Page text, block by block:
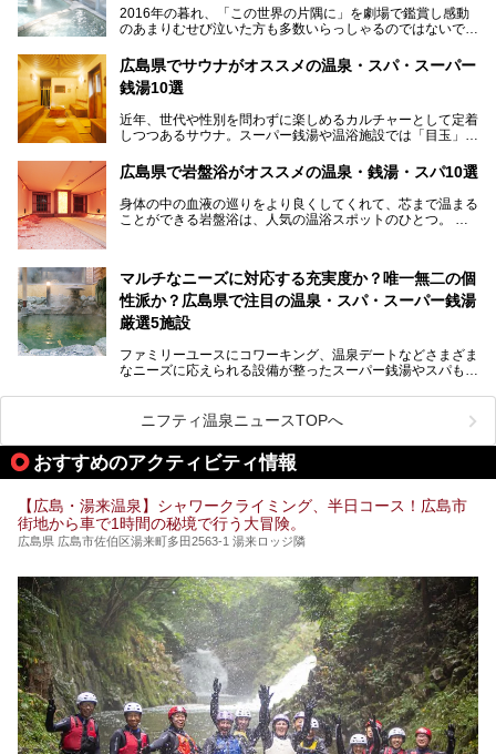
モン、全国にファンが多い広島風お好み焼きなどのグルメも
充実。
銭湯をご紹介します。
2016年の暮れ、「この世界の片隅に」を劇場で鑑賞し感動
のあまりむせび泣いた方も多数いらっしゃるのではないでし
あの夏のヒロシマを生きた主人公すずさんの笑顔が、今もど
こかに輝きつづけていることをふと思い浮かべます。
そんな映画の舞台となった広島県呉市を中心に、広島のおす
広島県でサウナがオススメの温泉・スパ・スーパー
銭湯10選
近年、世代や性別を問わずに楽しめるカルチャーとして定着
しつつあるサウナ。スーパー銭湯や温浴施設では「目玉」と
わりと身体の内部を温めて発汗を促すサウナは、リフレッシ
ュ効果はもちろん、代謝が高まり健康や美容にも良い影響が
期待されます。今回はそんなサウナにこだわった、広島県内
のオススメ温泉・銭湯・スパ10ヶ所を紹介させていただき
ます。
広島県で岩盤浴がオススメの温泉・銭湯・スパ10選
身体の中の血液の巡りをより良くしてくれて、芯まで温まる
ことができる岩盤浴は、人気の温浴スポットのひとつ。
ここでは、温泉や銭湯と一緒に岩盤浴が楽しむことができ
る、広島県でオススメの温泉・銭湯・スパをご紹介していき
ます！
マルチなニーズに対応する充実度か？唯一無二の個
性派か？広島県で注目の温泉・スパ・スーパー銭湯
厳選5施設
ファミリーユースにコワーキング、温泉デートなどさまざま
なニーズに応えられる設備が整ったスーパー銭湯やスパも、
いった個性が魅力の温泉も、どちらも充実している広島県。
今回は、そんな広島県にある温浴施設のなかから、筆者が
「一度訪ねてみたい」と気になっている魅力的な施設を5件
ピックアップして紹介します。
※2021/07/30時点の情報です。
ニフティ温泉ニュースTOPへ
おすすめのアクティビティ情報
【広島・湯来温泉】シャワークライミング、半日コース！広島市
街地から車で1時間の秘境で行う大冒険。
広島県 広島市佐伯区湯来町多田2563-1 湯来ロッジ隣